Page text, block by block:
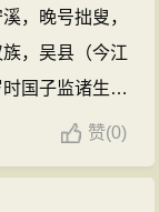
，晚号拙叟，
，吴县（今江
国子监诸生即
年进士。授编
赞(0)